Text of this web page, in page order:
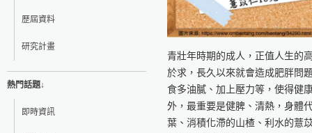
歷屆資料
研究計畫
熱門話題↓
即時資訊
青壯年時期的成人，正值人生的
於求，長久以來就會造成肥胖問
食多油膩、加上壓力等，使得健
外，最重要是健脾、清熱，身體
葉、消積化滯的山楂、利水的薏